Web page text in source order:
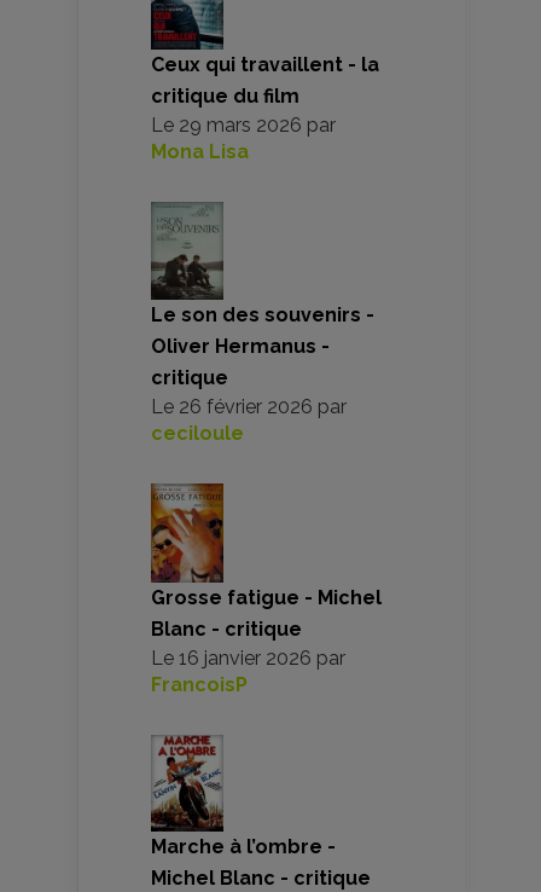
Ceux qui travaillent - la
critique du film
Le 29 mars 2026 par
Mona Lisa
Le son des souvenirs -
Oliver Hermanus -
critique
Le 26 février 2026 par
ceciloule
Grosse fatigue - Michel
Blanc - critique
Le 16 janvier 2026 par
FrancoisP
Marche à l’ombre -
Michel Blanc - critique